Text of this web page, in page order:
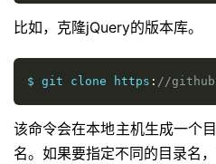
比如，克隆jQuery的版本库。
$ git clone https : //
该命令会在本地主机生成一个
名。如果要指定不同的目录名